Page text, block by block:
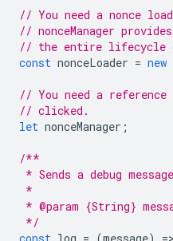
// You need a nonce
// nonceManager
// the entire lifecycle
const nonceLoader = new
// You need a reference
// clicked.
let nonceManager ;
/**
* Sends a debug
*
* @param {String}
*/